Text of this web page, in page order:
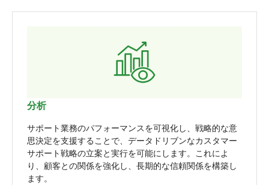
分析
サポート業務のパフォーマンスを可視化し、戦略的な意
思決定を支援することで、データドリブンなカスタマー
サポート戦略の立案と実行を可能にします。これによ
り、顧客との関係を強化し、長期的な信頼関係を構築し
ます。